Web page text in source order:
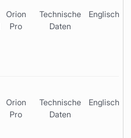
Orion
Pro
Technische
Daten
Englisch
Orion
Pro
Technische
Daten
Englisch